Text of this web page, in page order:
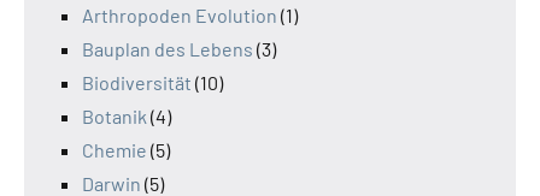
Arthropoden Evolution (1)
Bauplan des Lebens (3)
Biodiversität (10)
Botanik (4)
Chemie (5)
Darwin (5)